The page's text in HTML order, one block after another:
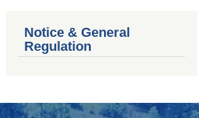
Notice & General
Regulation